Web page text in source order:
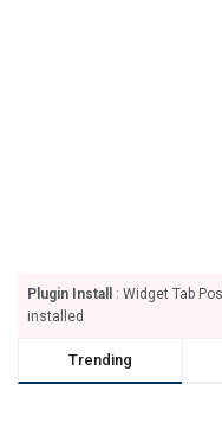
Plugin Install
: Widget Tab
installed
Trending